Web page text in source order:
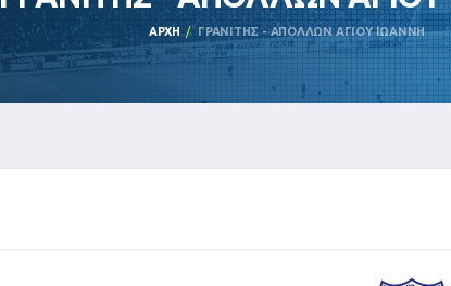
ΑΡΧΉ ΓΡΑΝΙΤΗΣ - ΑΠΟΛΛΩΝ ΑΓΙΟΥ ΙΩΑΝΝΗ